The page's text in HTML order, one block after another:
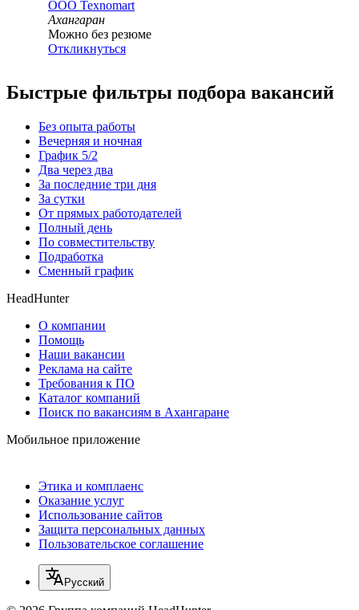
ООО Texnomart
Ахангаран
Можно без резюме
Откликнуться
Быстрые фильтры подбора вакансий
Без опыта работы
Вечерняя и ночная
График 5/2
Два через два
За последние три дня
За сутки
От прямых работодателей
Полный день
По совместительству
Подработка
Сменный график
HeadHunter
О компании
Помощь
Наши вакансии
Реклама на сайте
Требования к ПО
Каталог компаний
Поиск по вакансиям в Ахангаране
Мобильное приложение
Этика и комплаенс
Оказание услуг
Использование сайтов
Защита персональных данных
Пользовательское соглашение
Русский